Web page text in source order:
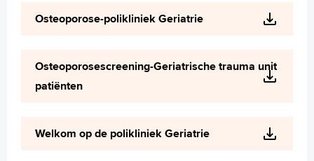
Language
Français
Osteoporose-polikliniek Geriatrie
Osteoporosescreening-Geriatrische trauma unit
patiënten
Welkom op de polikliniek Geriatrie